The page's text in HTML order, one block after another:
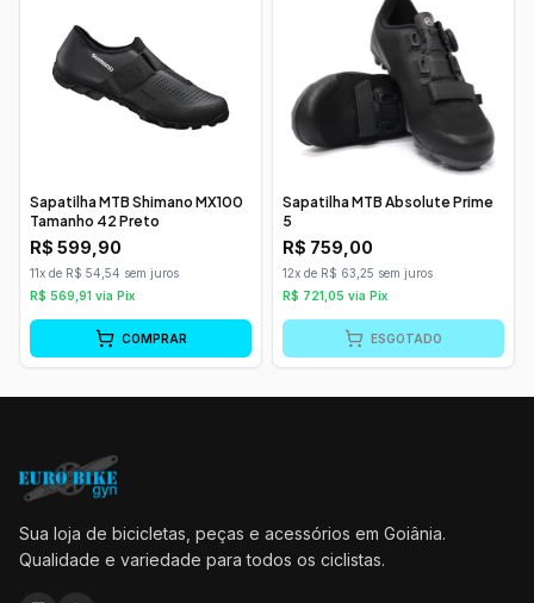
Sapatilha MTB Shimano MX100
Tamanho 42 Preto
R$ 599,90
11x de R$ 54,54 sem juros
R$ 569,91 via Pix
COMPRAR
Sapatilha MTB Absolute Prime
5
R$ 759,00
12x de R$ 63,25 sem juros
R$ 721,05 via Pix
ESGOTADO
Sua loja de bicicletas, peças e acessórios em Goiânia.
Qualidade e variedade para todos os ciclistas.